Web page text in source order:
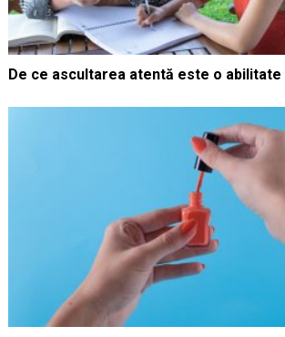
De ce ascultarea atentă este o